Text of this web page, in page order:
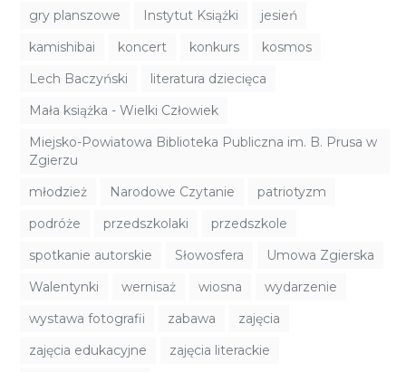
gry planszowe
Instytut Książki
jesień
kamishibai
koncert konkurs
kosmos
Lech Baczyński
literatura dziecięca
Mała książka - Wielki Człowiek
Miejsko-Powiatowa Biblioteka Publiczna im. B. Prusa w
Zgierzu
młodzież
Narodowe Czytanie
patriotyzm
podróże
przedszkolaki
przedszkole
spotkanie autorskie
Słowosfera
Umowa Zgierska
Walentynki
wernisaż wiosna
wydarzenie
wystawa fotografii
zabawa
zajęcia
zajęcia edukacyjne
zajęcia literackie